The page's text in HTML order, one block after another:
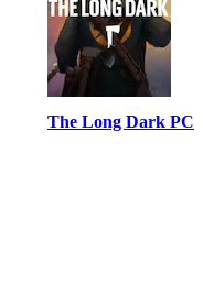
The Long Dark PC